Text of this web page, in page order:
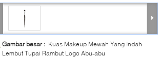
Gambar besar : Kuas Makeup Mewah Yang Indah
Lembut Tupai Rambut Logo Abu-abu